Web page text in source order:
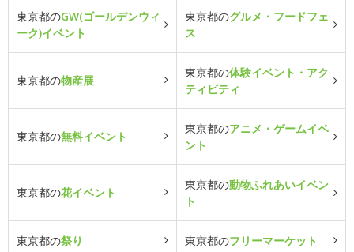
東京都のGW(ゴールデンウィ
ーク)イベント
東京都のグルメ・フードフェ
ス
東京都の物産展
東京都の体験イベント・アク
ティビティ
東京都の無料イベント
東京都のアニメ・ゲームイベ
ント
東京都の花イベント
東京都の動物ふれあいイベン
ト
東京都の祭り 東京都のフリーマーケット